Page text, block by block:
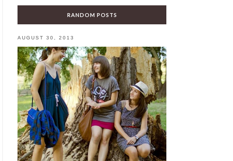
RANDOM POSTS
AUGUST 30, 2013